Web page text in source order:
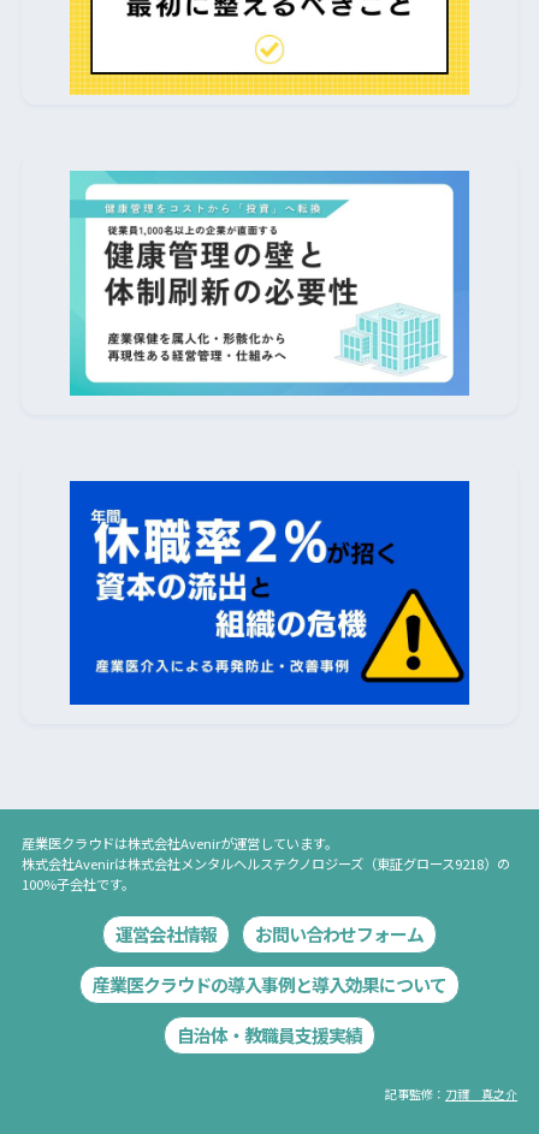
産業医クラウドは株式会社Avenirが運営しています。
株式会社Avenirは株式会社メンタルヘルステクノロジーズ（東証グロース9218）の
100%子会社です。
運営会社情報
お問い合わせフォーム
産業医クラウドの導入事例と導入効果について
自治体・教職員支援実績
記事監修： 刀禰 真之介